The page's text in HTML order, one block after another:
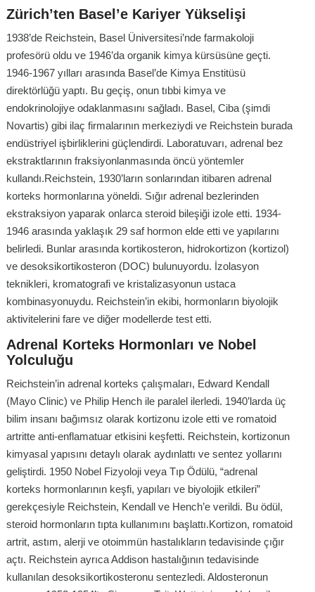
Zürich’ten Basel’e Kariyer Yükselişi
1938’de Reichstein, Basel Üniversitesi’nde farmakoloji
profesörü oldu ve 1946’da organik kimya kürsüsüne geçti.
1946-1967 yılları arasında Basel’de Kimya Enstitüsü
direktörlüğü yaptı. Bu geçiş, onun tıbbi kimya ve
endokrinolojiye odaklanmasını sağladı. Basel, Ciba (şimdi
Novartis) gibi ilaç firmalarının merkeziydi ve Reichstein burada
endüstriyel işbirliklerini güçlendirdi. Laboratuvarı, adrenal bez
ekstraktlarının fraksiyonlanmasında öncü yöntemler
kullandı.Reichstein, 1930’ların sonlarından itibaren adrenal
korteks hormonlarına yöneldi. Sığır adrenal bezlerinden
ekstraksiyon yaparak onlarca steroid bileşiği izole etti. 1934-
1946 arasında yaklaşık 29 saf hormon elde etti ve yapılarını
belirledi. Bunlar arasında kortikosteron, hidrokortizon (kortizol)
ve desoksikortikosteron (DOC) bulunuyordu. İzolasyon
teknikleri, kromatografi ve kristalizasyonun ustaca
kombinasyonuydu. Reichstein’in ekibi, hormonların biyolojik
aktivitelerini fare ve diğer modellerde test etti.
Adrenal Korteks Hormonları ve Nobel
Yolculuğu
Reichstein’in adrenal korteks çalışmaları, Edward Kendall
(Mayo Clinic) ve Philip Hench ile paralel ilerledi. 1940’larda üç
bilim insanı bağımsız olarak kortizonu izole etti ve romatoid
artritte anti-enflamatuar etkisini keşfetti. Reichstein, kortizonun
kimyasal yapısını detaylı olarak aydınlattı ve sentez yollarını
geliştirdi. 1950 Nobel Fizyoloji veya Tıp Ödülü, “adrenal
korteks hormonlarının keşfi, yapıları ve biyolojik etkileri”
gerekçesiyle Reichstein, Kendall ve Hench’e verildi. Bu ödül,
steroid hormonların tıpta kullanımını başlattı.Kortizon, romatoid
artrit, astım, alerji ve otoimmün hastalıkların tedavisinde çığır
açtı. Reichstein ayrıca Addison hastalığının tedavisinde
kullanılan desoksikortikosteronu sentezledi. Aldosteronun